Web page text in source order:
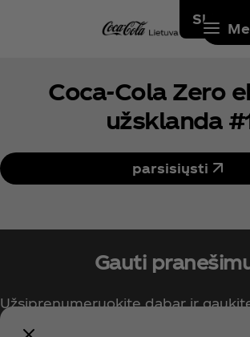
Skip to
Coca‑Cola Zero
užsklanda
parsisiųsti
Gauti
Užsiprenumeruokite dabar ir